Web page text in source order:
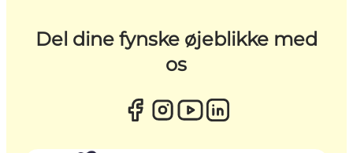
Del dine fynske øjeblikke med
os